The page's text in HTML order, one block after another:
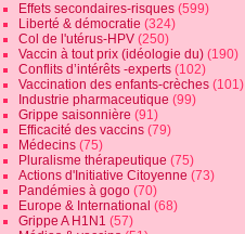
Effets secondaires-risques (599)
Liberté & démocratie (324)
Col de l'utérus-HPV (250)
Vaccin à tout prix (idéologie du) (190)
Conflits d’intérêts -experts (102)
Vaccination des enfants-crèches (101)
Industrie pharmaceutique (99)
Grippe saisonnière (91)
Efficacité des vaccins (79)
Médecins (75)
Pluralisme thérapeutique (75)
Actions d'Initiative Citoyenne (73)
Pandémies à gogo (70)
Europe & International (68)
Grippe A H1N1 (57)